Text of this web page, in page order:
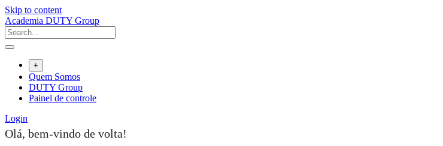
Skip to content
Academia DUTY Group
+
Quem Somos
DUTY Group
Painel de controle
Login
Olá, bem-vindo de volta!